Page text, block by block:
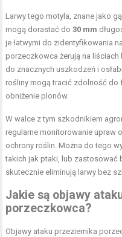
Larwy tego motyla, znane jako
mogą dorastać do30 mm
je łatwymi do zidentyfikowania
porzeczkowca żerują na
do znacznych uszkodzeń i
rośliny mogą tracić zdolność do
obniżenie plonów.
W walce z tym szkodnikiem
regularne monitorowanie upraw
ochrony roślin. Można do tego
takich jak ptaki, lub zastosować
skutecznie eliminują larwy bez
Jakie są objawy
porzeczkowca?
Objawy ataku przeziernika